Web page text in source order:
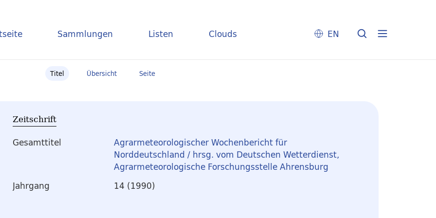
Sammlungen Listen Clouds EN
Titel Übersicht Seite
Zeitschrift
Gesamttitel
Agrarmeteorologischer Wochenbericht für
Norddeutschland / hrsg. vom Deutschen Wetterdienst,
Agrarmeteorologische Forschungsstelle Ahrensburg
Jahrgang
14 (1990)